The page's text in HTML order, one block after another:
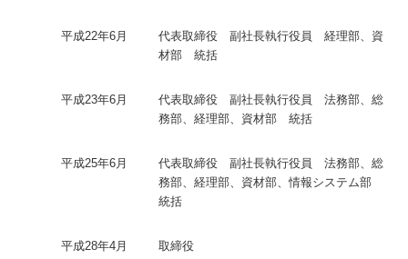
平成22年6月
代表取締役 副社長執行役員 経理部、資
材部 統括
平成23年6月
代表取締役 副社長執行役員 法務部、総
務部、経理部、資材部 統括
平成25年6月
代表取締役 副社長執行役員 法務部、総
務部、経理部、資材部、情報システム部
統括
平成28年4月 取締役